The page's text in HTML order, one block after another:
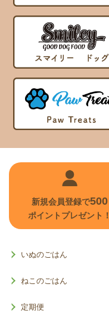
新規会員登録で500
ポイントプレゼント！
いぬのごはん
ねこのごはん
定期便